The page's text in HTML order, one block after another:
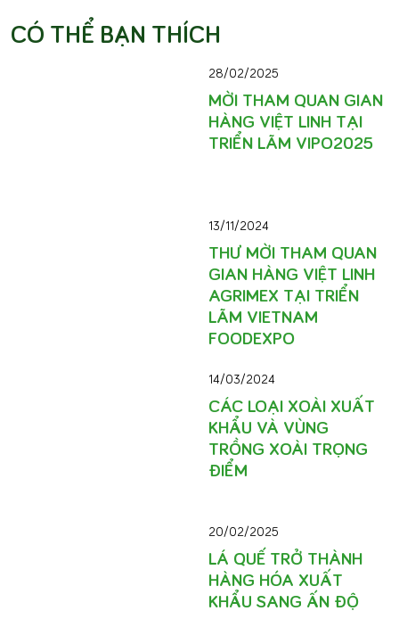
CÓ THỂ BẠN THÍCH
28/02/2025
MỜI THAM QUAN GIAN
HÀNG VIỆT LINH TẠI
TRIỂN LÃM VIPO2025
13/11/2024
THƯ MỜI THAM QUAN
GIAN HÀNG VIỆT LINH
AGRIMEX TẠI TRIỂN
LÃM VIETNAM
FOODEXPO
14/03/2024
CÁC LOẠI XOÀI XUẤT
KHẨU VÀ VÙNG
TRỒNG XOÀI TRỌNG
ĐIỂM
20/02/2025
LÁ QUẾ TRỞ THÀNH
HÀNG HÓA XUẤT
KHẨU SANG ẤN ĐỘ